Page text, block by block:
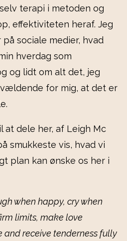
terapi i metoden og
effektiviteten heraf. Jeg
sociale medier, hvad
hverdag som
og lidt om alt det, jeg
for mig, at det er
at dele her, af Leigh Mc
smukkeste vis, hvad vi
plan kan ønske os her i
when happy, cry when
limits, make love
and receive tenderness fully